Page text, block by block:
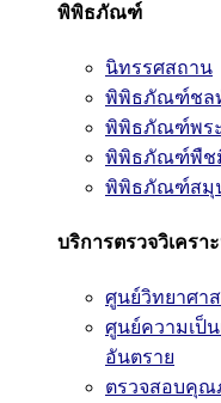
พิพิธภัณฑ์
นิทรรศสถาน
พิพิธภัณฑ์ชล
พิพิธภัณฑ์พร
พิพิธภัณฑ์พืช
พิพิธภัณฑ์สมุ
บริการตรวจวิเคร
ศูนย์วิทยาศา
ศูนย์ความเป็
อันตราย
ตรวจสอบคุณ